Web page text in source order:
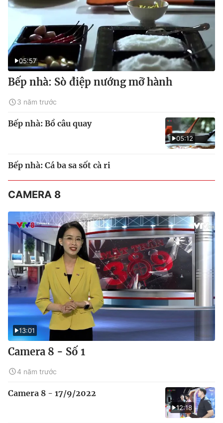
05:57
Bếp nhà: Sò điệp nướng mỡ hành
3 năm trước
05:12
Bếp nhà: Bồ câu quay
Bếp nhà: Cá ba sa sốt cà ri
CAMERA 8
13:01
Camera 8 - Số 1
4 năm trước
12:18
Camera 8 - 17/9/2022